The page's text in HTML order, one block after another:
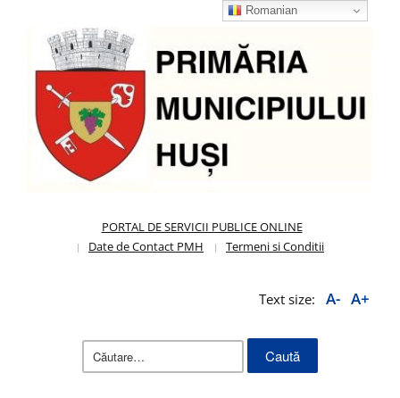
PORTAL DE SERVICII PUBLICE ONLINE
Date de Contact PMH
Termeni si Conditii
Text size: A- A+
Caută
Romanian